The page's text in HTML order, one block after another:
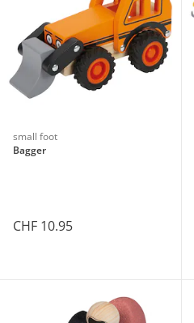
small foot
Bagger
CHF 10.95